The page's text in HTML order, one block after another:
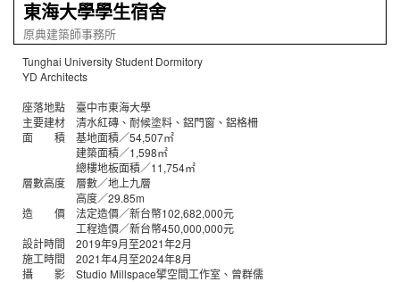
東海大學學生宿舍
原典建築師事務所
Tunghai University Student Dormitory
YD Architects
座落地點 臺中市東海大學
主要建材 清水紅磚、耐候塗料、鋁門窗、鋁格柵
面 積 基地面積／54,507㎡
建築面積／1,598㎡
總樓地板面積／11,754㎡
層數高度 層數／地上九層
高度／29.85m
造 價 法定造價／新台幣102,682,000元
工程造價／新台幣450,000,000元
設計時間 2019年9月至2021年2月
施工時間 2021年4月至2024年8月
攝 影 Studio Millspace揅空間工作室、曾群儒